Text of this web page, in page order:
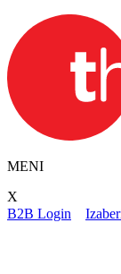
MENI
X
B2B Login